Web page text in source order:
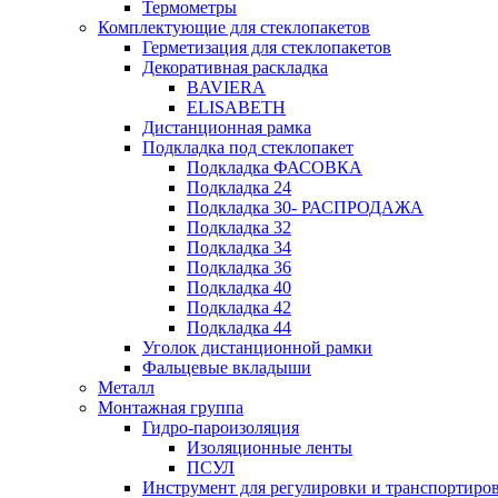
Термометры
Комплектующие для стеклопакетов
Герметизация для стеклопакетов
Декоративная раскладка
BAVIERA
ELISABETH
Дистанционная рамка
Подкладка под стеклопакет
Подкладка ФАСОВКА
Подкладка 24
Подкладка 30- РАСПРОДАЖА
Подкладка 32
Подкладка 34
Подкладка 36
Подкладка 40
Подкладка 42
Подкладка 44
Уголок дистанционной рамки
Фальцевые вкладыши
Металл
Монтажная группа
Гидро-пароизоляция
Изоляционные ленты
ПСУЛ
Инструмент для регулировки и